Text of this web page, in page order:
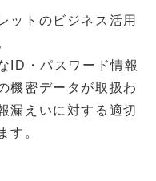
ットのビジネス活用
ID・パスワード情報
機密データが取扱わ
漏えいに対する適切
す。